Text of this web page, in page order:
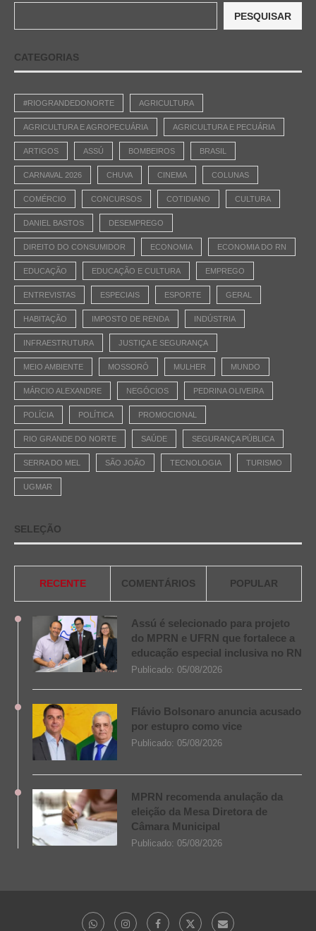
PESQUISAR
CATEGORIAS
#RIOGRANDEDONORTE AGRICULTURA
AGRICULTURA E AGROPECUÁRIA AGRICULTURA E PECUÁRIA
ARTIGOS ASSÚ BOMBEIROS BRASIL
CARNAVAL 2026 CHUVA CINEMA COLUNAS
COMÉRCIO CONCURSOS COTIDIANO CULTURA
DANIEL BASTOS DESEMPREGO
DIREITO DO CONSUMIDOR ECONOMIA ECONOMIA DO RN
EDUCAÇÃO EDUCAÇÃO E CULTURA EMPREGO
ENTREVISTAS ESPECIAIS ESPORTE GERAL
HABITAÇÃO IMPOSTO DE RENDA INDÚSTRIA
INFRAESTRUTURA JUSTIÇA E SEGURANÇA
MEIO AMBIENTE MOSSORÓ MULHER MUNDO
MÁRCIO ALEXANDRE NEGÓCIOS PEDRINA OLIVEIRA
POLÍCIA POLÍTICA PROMOCIONAL
RIO GRANDE DO NORTE SAÚDE SEGURANÇA PÚBLICA
SERRA DO MEL SÃO JOÃO TECNOLOGIA TURISMO
UGMAR
SELEÇÃO
RECENTE COMENTÁRIOS POPULAR
Assú é selecionado para projeto
do MPRN e UFRN que fortalece a
educação especial inclusiva no RN
Publicado: 05/08/2026
Flávio Bolsonaro anuncia acusado
por estupro como vice
Publicado: 05/08/2026
MPRN recomenda anulação da
eleição da Mesa Diretora de
Câmara Municipal
Publicado: 05/08/2026